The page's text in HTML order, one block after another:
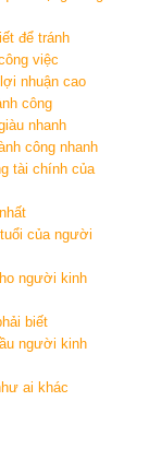
để tránh
việc
nhuận cao
công
nhanh
công nhanh
tài chính của
của người
người kinh
biết
người kinh
ai khác